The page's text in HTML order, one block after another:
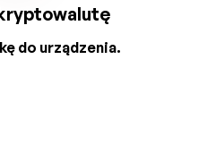
do urządzenia.